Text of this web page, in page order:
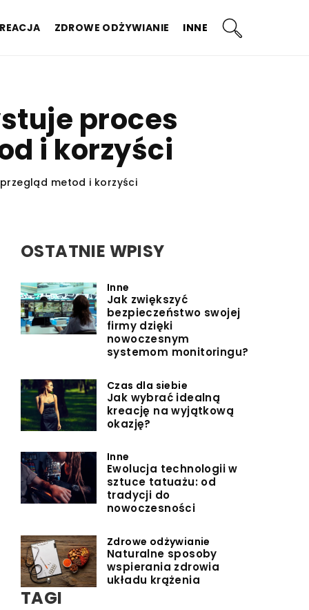
ZDROWE ODŻYWIANIE INNE
proces
i korzyści
metod i korzyści
OSTATNIE WPISY
Inne
Jak zwiększyć
bezpieczeństwo swojej
firmy dzięki
nowoczesnym
systemom monitoringu?
Czas dla siebie
Jak wybrać idealną
kreację na wyjątkową
okazję?
Inne
Ewolucja technologii w
sztuce tatuażu: od
tradycji do
nowoczesności
Zdrowe odżywianie
Naturalne sposoby
wspierania zdrowia
układu krążenia
TAGI